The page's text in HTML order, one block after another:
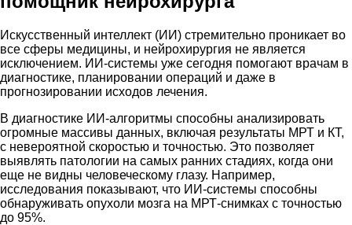
Искусственный интеллект (ИИ) стремительно проникает во
все сферы медицины, и нейрохирургия не является
исключением. ИИ-системы уже сегодня помогают врачам в
диагностике, планировании операций и даже в
прогнозировании исходов лечения.
В диагностике ИИ-алгоритмы способны анализировать
огромные массивы данных, включая результаты МРТ и КТ,
с невероятной скоростью и точностью. Это позволяет
выявлять патологии на самых ранних стадиях, когда они
еще не видны человеческому глазу. Например,
исследования показывают, что ИИ-системы способны
обнаруживать опухоли мозга на МРТ-снимках с точностью
до 95%.